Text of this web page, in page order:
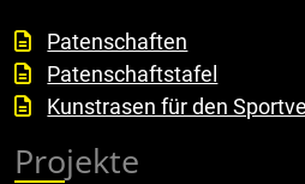
Patenschaften
Patenschaftstafel
Kunstrasen für den
Projekte